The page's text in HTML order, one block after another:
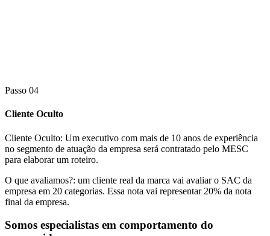
Passo 04
Cliente Oculto
Cliente Oculto: Um executivo com mais de 10 anos de experiência
no segmento de atuação da empresa será contratado pelo MESC
para elaborar um roteiro.
O que avaliamos?: um cliente real da marca vai avaliar o SAC da
empresa em 20 categorias. Essa nota vai representar 20% da nota
final da empresa.
Somos especialistas em comportamento do